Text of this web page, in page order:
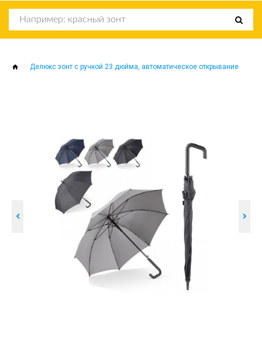
Делюкс зонт с ручкой 23 дюйма, автоматическое открывание